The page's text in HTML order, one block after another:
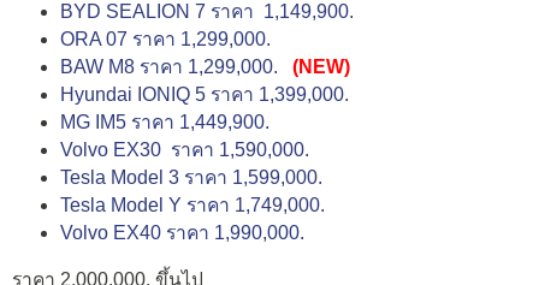
BYD SEALION 7 ราคา 1,149,900.
ORA 07 ราคา 1,299,000.
BAW M8 ราคา 1,299,000.
(NEW)
Hyundai IONIQ 5 ราคา 1,399,000.
MG IM5 ราคา 1,449,900.
Volvo EX30 ราคา 1,590,000.
Tesla Model 3 ราคา 1,599,000.
Tesla Model Y ราคา 1,749,000.
Volvo EX40 ราคา 1,990,000.
ราคา 2,000,000. ขึ้นไป